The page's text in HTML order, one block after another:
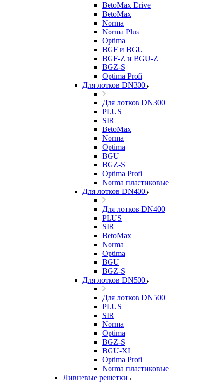
BetoMax Drive
BetoMax
Norma
Norma Plus
Optima
BGF и BGU
BGF-Z и BGU-Z
BGZ-S
Optima Profi
Для лотков DN300
Для лотков DN300
PLUS
SIR
BetoMax
Norma
Optima
BGU
BGZ-S
Optima Profi
Norma пластиковые
Для лотков DN400
Для лотков DN400
PLUS
SIR
BetoMax
Norma
Optima
BGU
BGZ-S
Для лотков DN500
Для лотков DN500
PLUS
SIR
Norma
Optima
BGZ-S
BGU-XL
Optima Profi
Norma пластиковые
Ливневые решетки